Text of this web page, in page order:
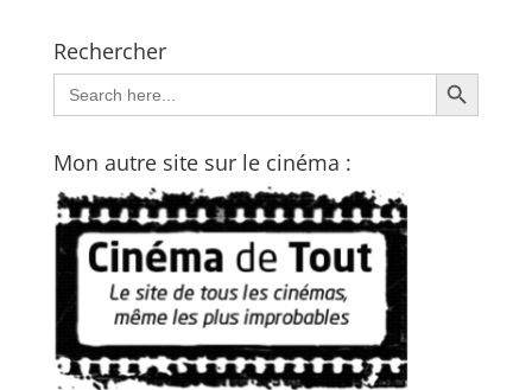
Rechercher
Search
for:
Search Button
Mon autre site sur le cinéma :